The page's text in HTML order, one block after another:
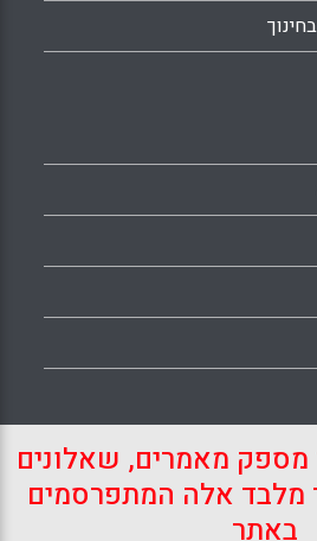
מספק מאמרים, שאלונים
מלבד אלה המתפרסמים
באתר